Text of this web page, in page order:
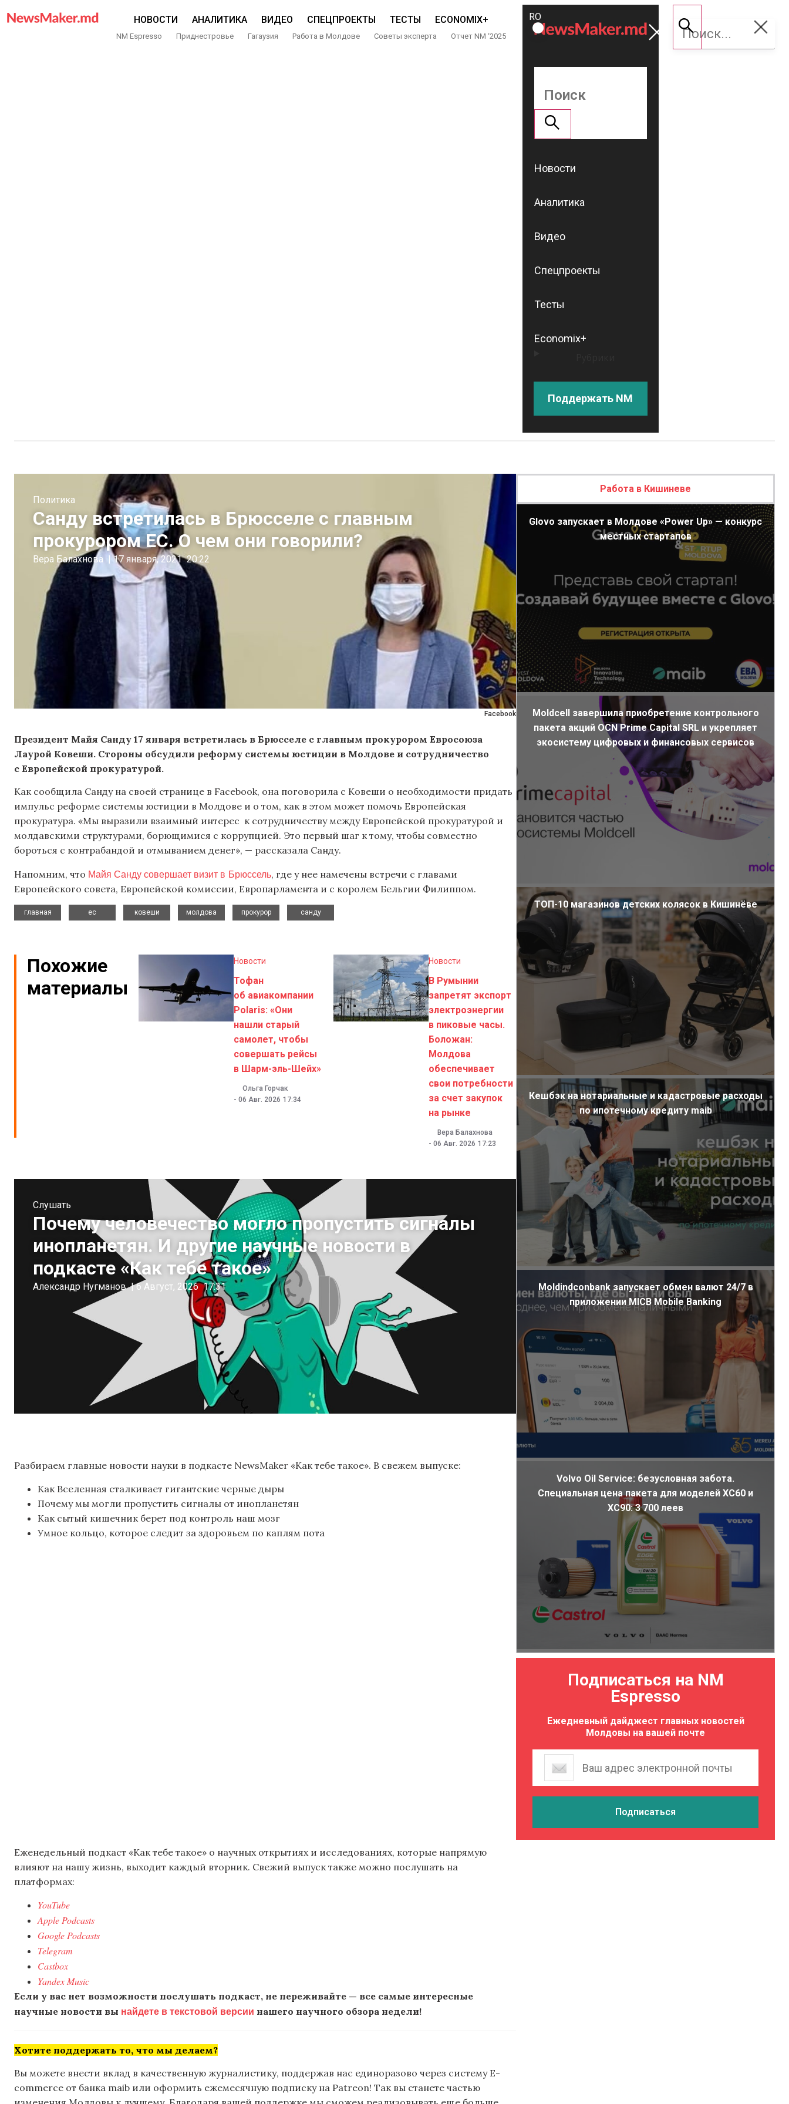
НОВОСТИ АНАЛИТИКА ВИДЕО СПЕЦПРОЕКТЫ ТЕСТЫ ECONOMIX+
NM Espresso Приднестровье Гагаузия Работа в Молдове Советы эксперта Отчет NM ‘2025
ROMÂNĂ
RU
Поддержать
NM
Новости
Аналитика
Видео
Спецпроекты
Тесты
Economix+
Поддержать NM
Facebook
Политика
Санду встретилась в Брюсселе с главным
прокурором ЕС. О чем они говорили?
Вера Балахнова | 17 января, 2021 20:22
Президент Майя Санду 17 января встретилась в Брюсселе с главным прокурором Евросоюза
Лаурой Ковеши. Стороны обсудили реформу системы юстиции в Молдове и сотрудничество
с Европейской прокуратурой.
Как сообщила Санду на своей странице в Facebook, она поговорила с Ковеши о необходимости придать
импульс реформе системы юстиции в Молдове и о том, как в этом может помочь Европейская
прокуратура. «Мы выразили взаимный интерес к сотрудничеству между Европейской прокуратурой и
молдавскими структурами, борющимися с коррупцией. Это первый шаг к тому, чтобы совместно
бороться с контрабандой и отмыванием денег», — рассказала Санду.
Напомним, что Майя Санду совершает визит в Брюссель, где у нее намечены встречи с главами
Европейского совета, Европейской комиссии, Европарламента и с королем Бельгии Филиппом.
главная
ес
ковеши
молдова
прокурор
санду
Похожие
материалы
Новости
Тофан
об авиакомпании
Polaris: «Они
нашли старый
самолет, чтобы
совершать рейсы
в Шарм-эль-Шейх»
Ольга Горчак
- 06 Авг. 2026 17:34
Новости
В Румынии
запретят экспорт
электроэнергии
в пиковые часы.
Боложан:
Молдова
обеспечивает
свои потребности
за счет закупок
на рынке
Вера Балахнова
- 06 Авг. 2026 17:23
Слушать
Почему человечество могло пропустить сигналы
инопланетян. И другие научные новости в
подкасте «Как тебе такое»
Александр Нугманов | 6 Август, 2026 17:31
Разбираем главные новости науки в подкасте NewsMaker «Как тебе такое». В свежем выпуске:
Как Вселенная сталкивает гигантские черные дыры
Почему мы могли пропустить сигналы от инопланетян
Как сытый кишечник берет под контроль наш мозг
Умное кольцо, которое следит за здоровьем по каплям пота
Еженедельный подкаст «Как тебе такое» о научных открытиях и исследованиях, которые напрямую
влияют на нашу жизнь, выходит каждый вторник. Свежий выпуск также можно послушать на
платформах:
YouTube
Apple Podcasts
Google Podcasts
Telegram
Castbox
Yandex Music
Если у вас нет возможности послушать подкаст, не переживайте — все самые интересные
научные новости вы найдете в текстовой версии нашего научного обзора недели!
Хотите поддержать то, что мы делаем?
Вы можете внести вклад в качественную журналистику, поддержав нас единоразово через систему E-
commerce от банка maib или оформить ежемесячную подписку на Patreon! Так вы станете частью
Работа в Кишиневе
Glovo запускает в Молдове «Power Up» — конкурс
местных стартапов
Moldcell завершила приобретение контрольного
пакета акций OCN Prime Capital SRL и укрепляет
экосистему цифровых и финансовых сервисов
ТОП-10 магазинов детских колясок в Кишинёве
Кешбэк на нотариальные и кадастровые расходы
по ипотечному кредиту maib
Moldindconbank запускает обмен валют 24/7 в
приложении MICB Mobile Banking
Volvo Oil Service: безусловная забота.
Специальная цена пакета для моделей XC60 и
XC90: 3 700 леев
Подписаться на NM
Espresso
Ежедневный дайджест главных новостей
Молдовы на вашей почте